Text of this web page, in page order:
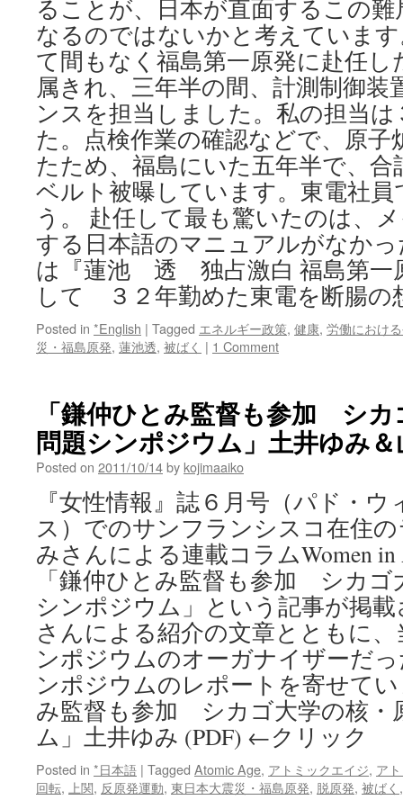
ることが、日本が直面するこの
なるのではないかと考えていま
て間もなく福島第一原発に赴任し
属きれ、三年半の間、計測制御
ンスを担当しました。私の担当
た。点検作業の確認などで、原
たため、福島にいた五年半で、
ベルト被曝しています。東電社
う。 赴任して最も驚いたのは、
する日本語のマニュアルがなか
は『蓮池 透 独占激白 福島第一
して ３２年勤めた東電を断腸の
Posted in *English | Tagged エネルギー政策, 健康, 労働におけ
災・福島原発, 蓮池透, 被ばく | 1 Comment
「鎌仲ひとみ監督も参加 シ
問題シンポジウム」土井ゆみ
Posted on 2011/10/14by kojimaaiko
『女性情報』誌６月号（パド・
ス）でのサンフランシスコ在住
みさんによる連載コラムWomen
「鎌仲ひとみ監督も参加 シカゴ
シンポジウム」という記事が掲
さんによる紹介の文章とともに、
ンポジウムのオーガナイザーだ
ンポジウムのレポートを寄せて
み監督も参加 シカゴ大学の核・
ム」土井ゆみ (PDF) ←クリック
Posted in *日本語 | Tagged Atomic Age, アトミックエイジ, ア
回転, 上関, 反原発運動, 東日本大震災・福島原発, 脱原発, 被ばく